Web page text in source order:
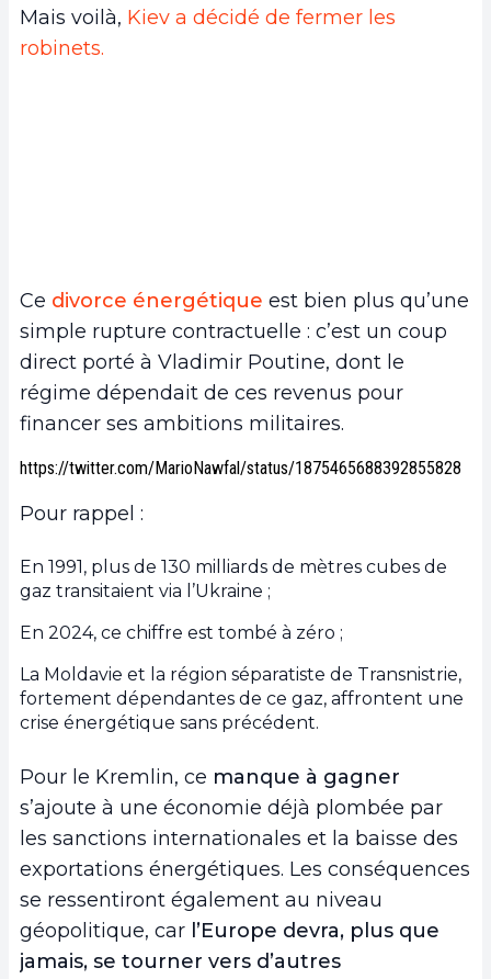
Mais voilà, Kiev a décidé de fermer les
robinets.
Ce divorce énergétique est bien plus qu’une
simple rupture contractuelle : c’est un coup
direct porté à Vladimir Poutine, dont le
régime dépendait de ces revenus pour
financer ses ambitions militaires.
https://twitter.com/MarioNawfal/status/1875465688392855828
Pour rappel :
En 1991, plus de 130 milliards de mètres cubes de
gaz transitaient via l’Ukraine ;
En 2024, ce chiffre est tombé à zéro ;
La Moldavie et la région séparatiste de Transnistrie,
fortement dépendantes de ce gaz, affrontent une
crise énergétique sans précédent.
Pour le Kremlin, ce manque à gagner
s’ajoute à une économie déjà plombée par
les sanctions internationales et la baisse des
exportations énergétiques. Les conséquences
se ressentiront également au niveau
géopolitique, car l’Europe devra, plus que
jamais, se tourner vers d’autres